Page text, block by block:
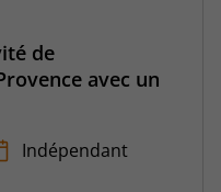
de
avec un
Indépendant